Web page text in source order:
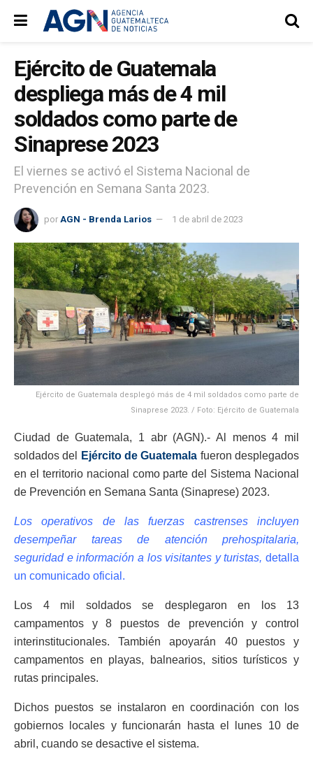
Ejército de Guatemala
despliega más de 4 mil
soldados como parte de
Sinaprese 2023
El viernes se activó el Sistema Nacional de
Prevención en Semana Santa 2023.
por AGN - Brenda Larios 1 de abril de 2023
Ejército de Guatemala desplegó más de 4 mil soldados como parte de
Sinaprese 2023. / Foto: Ejército de Guatemala
Ciudad de Guatemala, 1 abr (AGN).- Al menos 4 mil
soldados del
Ejército de Guatemala fueron desplegados
en el territorio nacional como parte del Sistema Nacional
de Prevención en Semana Santa (Sinaprese) 2023.
Los operativos de las fuerzas castrenses incluyen
desempeñar tareas de atención prehospitalaria,
seguridad e información a los visitantes y turistas, detalla
un comunicado oficial.
Los 4 mil soldados se desplegaron en los 13
campamentos y 8 puestos de prevención y control
interinstitucionales. También apoyarán 40 puestos y
campamentos en playas, balnearios, sitios turísticos y
rutas principales.
Dichos puestos se instalaron en coordinación con los
gobiernos locales y funcionarán hasta el lunes 10 de
abril, cuando se desactive el sistema.